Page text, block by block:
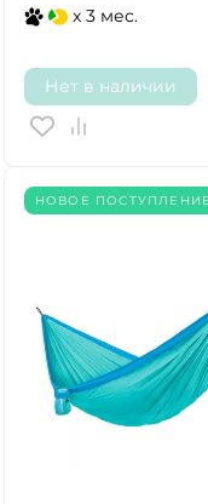
x 3 мес.
Нет в наличии
НОВОЕ ПОСТУПЛЕНИЕ